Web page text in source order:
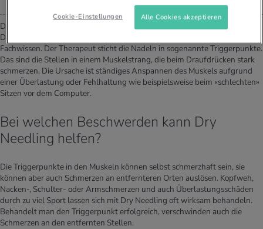
Dry Needling kann Schmerzen lindern und Muskelverspannungen lösen.
Dazu braucht es sterile, dünne Akupunkturnadeln, gute Hygiene und
Fachwissen. Der Therapeut sticht die Nadeln in sogenannte Triggerpunkte.
Das sind die Stellen in einem Muskelstrang, die beim Draufdrücken stark
schmerzen. Die Ursache ist ständiges Anspannen des Muskels aufgrund
einer Überlastung oder Fehlhaltung wie beispielsweise beim «schlechten»
Sitzen vor dem Computer.
Bei welchen Beschwerden kann Dry
Needling helfen?
Die Triggerpunkte in den Muskeln können selbst schmerzhaft sein, sie
können aber auch Schmerzen an entfernteren Orten auslösen. Kopfweh,
Nacken-, Schulter- oder Armschmerzen und auch Überlastungsschäden
durch zu viel Sport lassen sich mit Dry Needling oft wirksam behandeln.
Behandelt man den Triggerpunkt erfolgreich, verschwinden auch die
Schmerzen an den entfernten Stellen.
Cookie-Einstellungen Alle Cookies akzeptieren